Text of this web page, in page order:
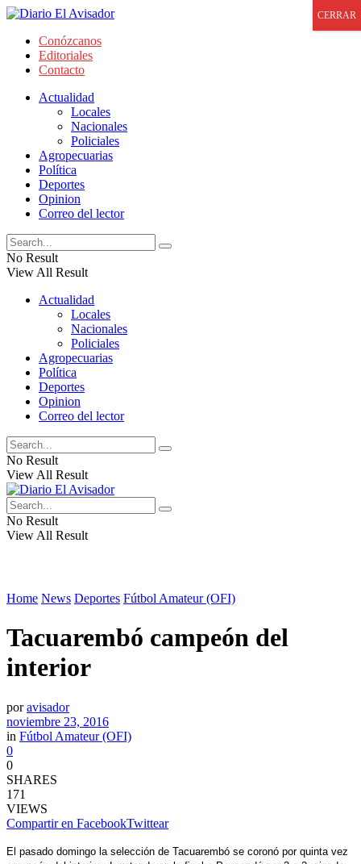
Conózcanos
Editoriales
Contacto
Actualidad
Locales
Nacionales
Policiales
Agropecuarias
Política
Deportes
Opinion
Correo del lector
No Result
View All Result
Actualidad
Locales
Nacionales
Policiales
Agropecuarias
Política
Deportes
Opinion
Correo del lector
No Result
View All Result
No Result
View All Result
Home News Deportes Fútbol Amateur (OFI)
Tacuarembó campeón del
interior
por avisador
noviembre 23, 2016
in Fútbol Amateur (OFI)
0
0
SHARES
171
VIEWS
Compartir en FacebookTwittear
El pasado domingo la selección de Tacuarembó se coronó por quinta vez
CERRAR